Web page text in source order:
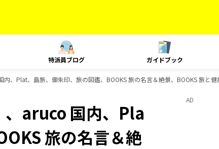
特派員ブログ ガイドブック
、Plat、島旅、御朱印、旅の図鑑、BOOKS 旅の名言＆絶景、BOOKS 旅と
、aruco 国内、Pla
旅の名言＆絶
AD